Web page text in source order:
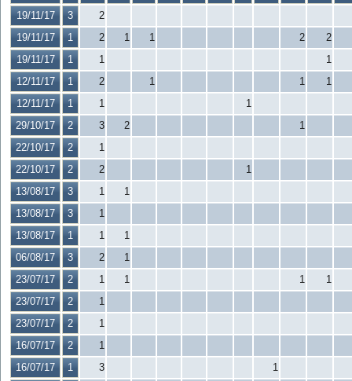
19/11/17
3
2
19/11/17
1 2 1 1 2
2
19/11/17
1 1
1
12/11/17
1 2 1 1
1
12/11/17
1 1
1
29/10/17
2 3 2
1
22/10/17
2
1
22/10/17
2 2
1
13/08/17
3 1
1
13/08/17
3
1
13/08/17
1 1
1
06/08/17
3 2
1
23/07/17
2 1 1 1
1
23/07/17
2
1
23/07/17
2
1
16/07/17
2
1
16/07/17
1 3
1